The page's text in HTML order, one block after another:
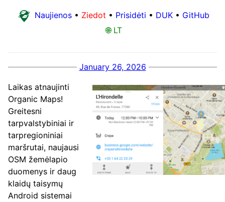
Naujienos • Ziedot • Prisidėti • DUK • GitHub
🌐 LT
January 26, 2026
Laikas atnaujinti
Organic Maps!
Greitesni
tarpvalstybiniai ir
tarpregioniniai
maršrutai, naujausi
OSM žemėlapio
duomenys ir daug
klaidų taisymų
Android sistemai